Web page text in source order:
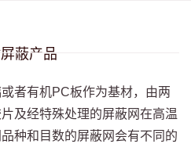
蔽产品
者有机PC板作为基材，由两
及经特殊处理的屏蔽网在高温
种和目数的屏蔽网会有不同的